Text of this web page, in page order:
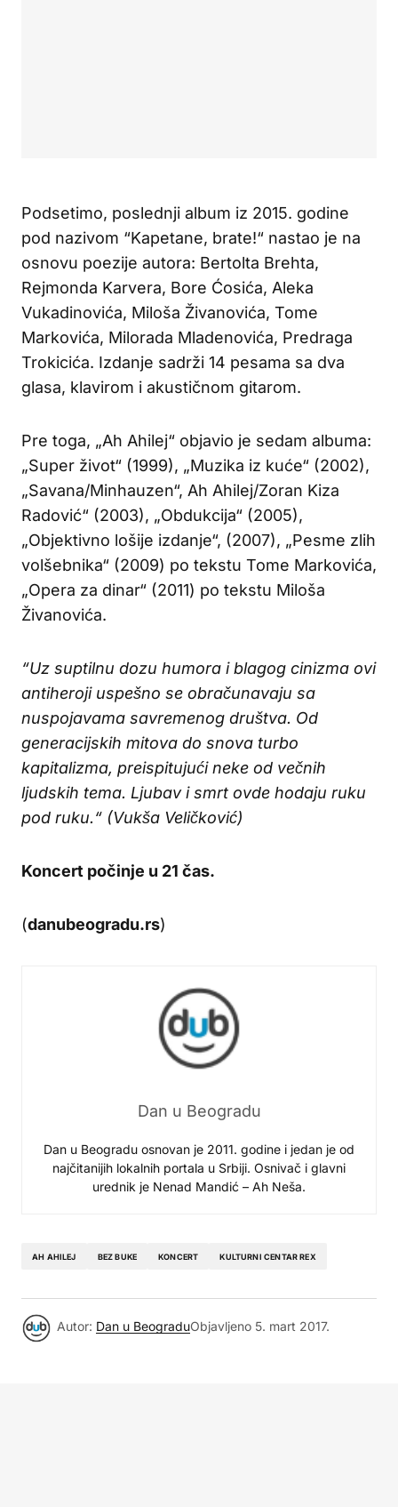
Podsetimo, poslednji album iz 2015. godine
pod nazivom “Kapetane, brate!“ nastao je na
osnovu poezije autora: Bertolta Brehta,
Rejmonda Karvera, Bore Ćosića, Aleka
Vukadinovića, Miloša Živanovića, Tome
Markovića, Milorada Mladenovića, Predraga
Trokicića. Izdanje sadrži 14 pesama sa dva
glasa, klavirom i akustičnom gitarom.
Pre toga, „Ah Ahilej“ objavio je sedam albuma:
„Super život“ (1999), „Muzika iz kuće“ (2002),
„Savana/Minhauzen“, Ah Ahilej/Zoran Kiza
Radović“ (2003), „Obdukcija“ (2005),
„Objektivno lošije izdanje“, (2007), „Pesme zlih
volšebnika“ (2009) po tekstu Tome Markovića,
„Opera za dinar“ (2011) po tekstu Miloša
Živanovića.
“Uz suptilnu dozu humora i blagog cinizma ovi
antiheroji uspešno se obračunavaju sa
nuspojavama savremenog društva. Od
generacijskih mitova do snova turbo
kapitalizma, preispitujući neke od večnih
ljudskih tema. Ljubav i smrt ovde hodaju ruku
pod ruku.“ (Vukša Veličković)
Koncert počinje u 21 čas.
(danubeogradu.rs)
Dan u Beogradu
Dan u Beogradu osnovan je 2011. godine i jedan je od
najčitanijih lokalnih portala u Srbiji. Osnivač i glavni
urednik je Nenad Mandić – Ah Neša.
AH AHILEJ BEZ BUKE KONCERT KULTURNI CENTAR REX
Autor: Dan u BeograduObjavljeno 5. mart 2017.